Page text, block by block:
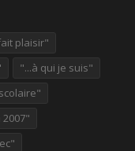
plaisir"
"...à qui je suis"